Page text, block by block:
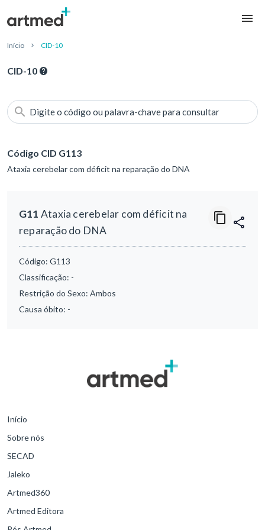
Início CID-10
CID-10
Digite o código ou palavra-chave para consultar
Código CID G113
Ataxia cerebelar com déficit na reparação do DNA
G11 Ataxia cerebelar com déficit na
reparação do DNA
Código: G113
Classificação: -
Restrição do Sexo: Ambos
Causa óbito: -
Início
Sobre nós
SECAD
Jaleko
Artmed360
Artmed Editora